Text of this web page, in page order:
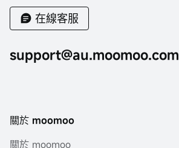
在線客服
support@au.moomoo.com
關於 moomoo
關於 moomoo